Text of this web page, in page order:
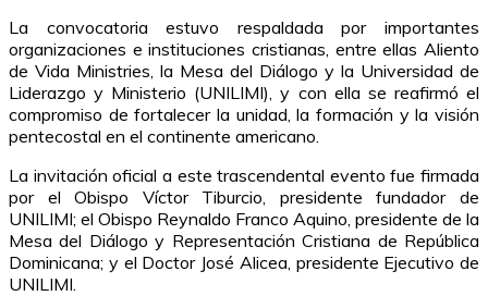
La convocatoria estuvo respaldada por importantes
organizaciones e instituciones cristianas, entre ellas Aliento
de Vida Ministries, la Mesa del Diálogo y la Universidad de
Liderazgo y Ministerio (UNILIMI), y con ella se reafirmó el
compromiso de fortalecer la unidad, la formación y la visión
pentecostal en el continente americano.
La invitación oficial a este trascendental evento fue firmada
por el Obispo Víctor Tiburcio, presidente fundador de
UNILIMI; el Obispo Reynaldo Franco Aquino, presidente de la
Mesa del Diálogo y Representación Cristiana de República
Dominicana; y el Doctor José Alicea, presidente Ejecutivo de
UNILIMI.